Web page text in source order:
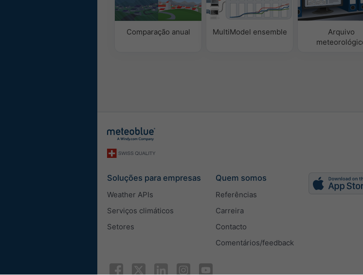
Comparação anual MultiModel ensemble
Arquivo
Soluções para empresas
Weather APIs
Serviços climáticos
Setores
Quem somos
Referências
Carreira
Contacto
Comentários/feedback